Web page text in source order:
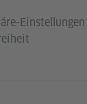
Einstellungen